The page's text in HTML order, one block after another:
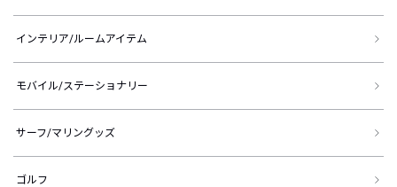
インテリア/ルームアイテム
モバイル/ステーショナリー
サーフ/マリングッズ
ゴルフ